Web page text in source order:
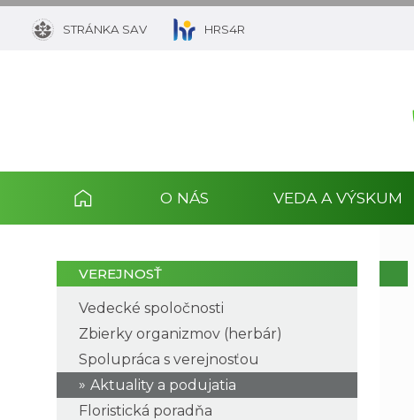
STRÁNKA SAV HRS4R
O NÁS VEDA A VÝSKUM
VEREJNOSŤ
Vedecké spoločnosti
Zbierky organizmov (herbár)
Spolupráca s verejnosťou
Aktuality a podujatia
Floristická poradňa